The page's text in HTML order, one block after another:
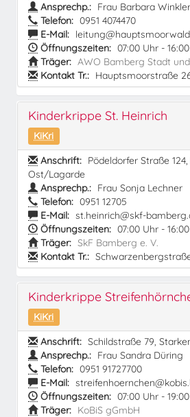
Ansprechp.: Frau Barbara Winkler
Telefon: 0951 4074470
E-Mail:
Öffnungszeiten: 07:00 Uhr -
Träger: AWO Bamberg Stadt
Kontakt Tr.: Hauptsmoorstraße
Kinderkrippe St. Heinrich
KiKri
Anschrift: Pödeldorfer Straße
Ost/Lagarde
Ansprechp.: Frau Sonja Lechner
Telefon: 0951 12705
E-Mail: st.heinrich@skf-
Öffnungszeiten: 07:00 Uhr -
Träger: SkF Bamberg e. V.
Kontakt Tr.:
Kinderkrippe
KiKri
Anschrift: Schildstraße 79,
Ansprechp.: Frau Sandra Düring
Telefon: 0951 91727700
E-Mail:
Öffnungszeiten: 07:00 Uhr -
Träger: KoBiS gGmbH